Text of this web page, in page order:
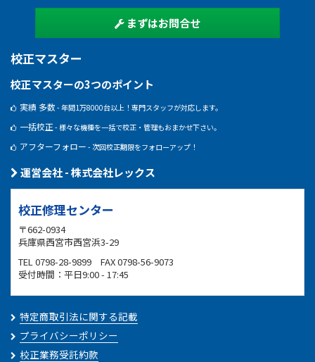
まずはお問合せ
校正マスター
校正マスターの3つのポイント
実績 多数- 年間1万8000台以上！専門スタッフが対応します。
一括校正 - 様々な機種を一括で校正・管理もおまかせ下さい。
アフターフォロー - 次回校正期限をフォローアップ！
運営会社 - 株式会社レックス
校正修理センター
〒662-0934
兵庫県西宮市西宮浜3-29
TEL 0798-28-9899 FAX 0798-56-9073
受付時間：平日9:00 - 17:45
特定商取引法に関する記載
プライバシーポリシー
校正業務受託約款